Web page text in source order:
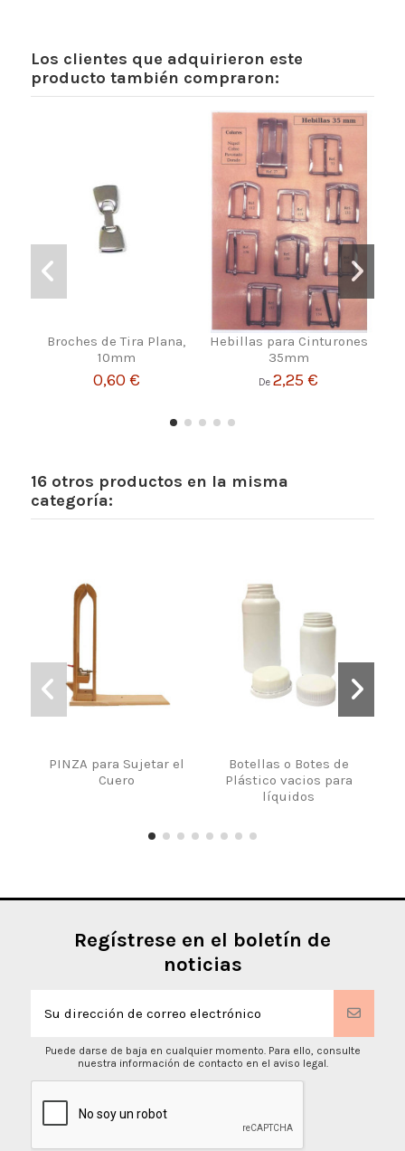
Los clientes que adquirieron este
producto también compraron:
Broches de Tira Plana,
10mm
0,60 €
Hebillas para Cinturones
35mm
De2,25 €
16 otros productos en la misma
categoría:
PINZA para Sujetar el
Cuero
Botellas o Botes de
Plástico vacios para
líquidos
Regístrese en el boletín de
noticias
Puede darse de baja en cualquier momento. Para ello, consulte
nuestra información de contacto en el aviso legal.